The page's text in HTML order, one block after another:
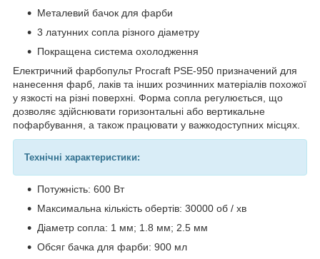
Металевий бачок для фарби
3 латунних сопла різного діаметру
Покращена система охолодження
Електричний фарбопульт Procraft PSE-950 призначений для
нанесення фарб, лаків та інших розчинних матеріалів похожої
у язкості на різні поверхні. Форма сопла регулюється, що
дозволяє здійснювати горизонтальні або вертикальне
пофарбування, а також працювати у важкодоступних місцях.
Технічні характеристики:
Потужність: 600 Вт
Максимальна кількість обертів: 30000 об / хв
Діаметр сопла: 1 мм; 1.8 мм; 2.5 мм
Обсяг бачка для фарби: 900 мл